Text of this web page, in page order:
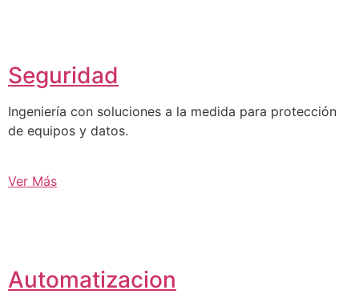
Seguridad
Ingeniería con soluciones a la medida para protección
de equipos y datos.
Ver Más
Automatizacion